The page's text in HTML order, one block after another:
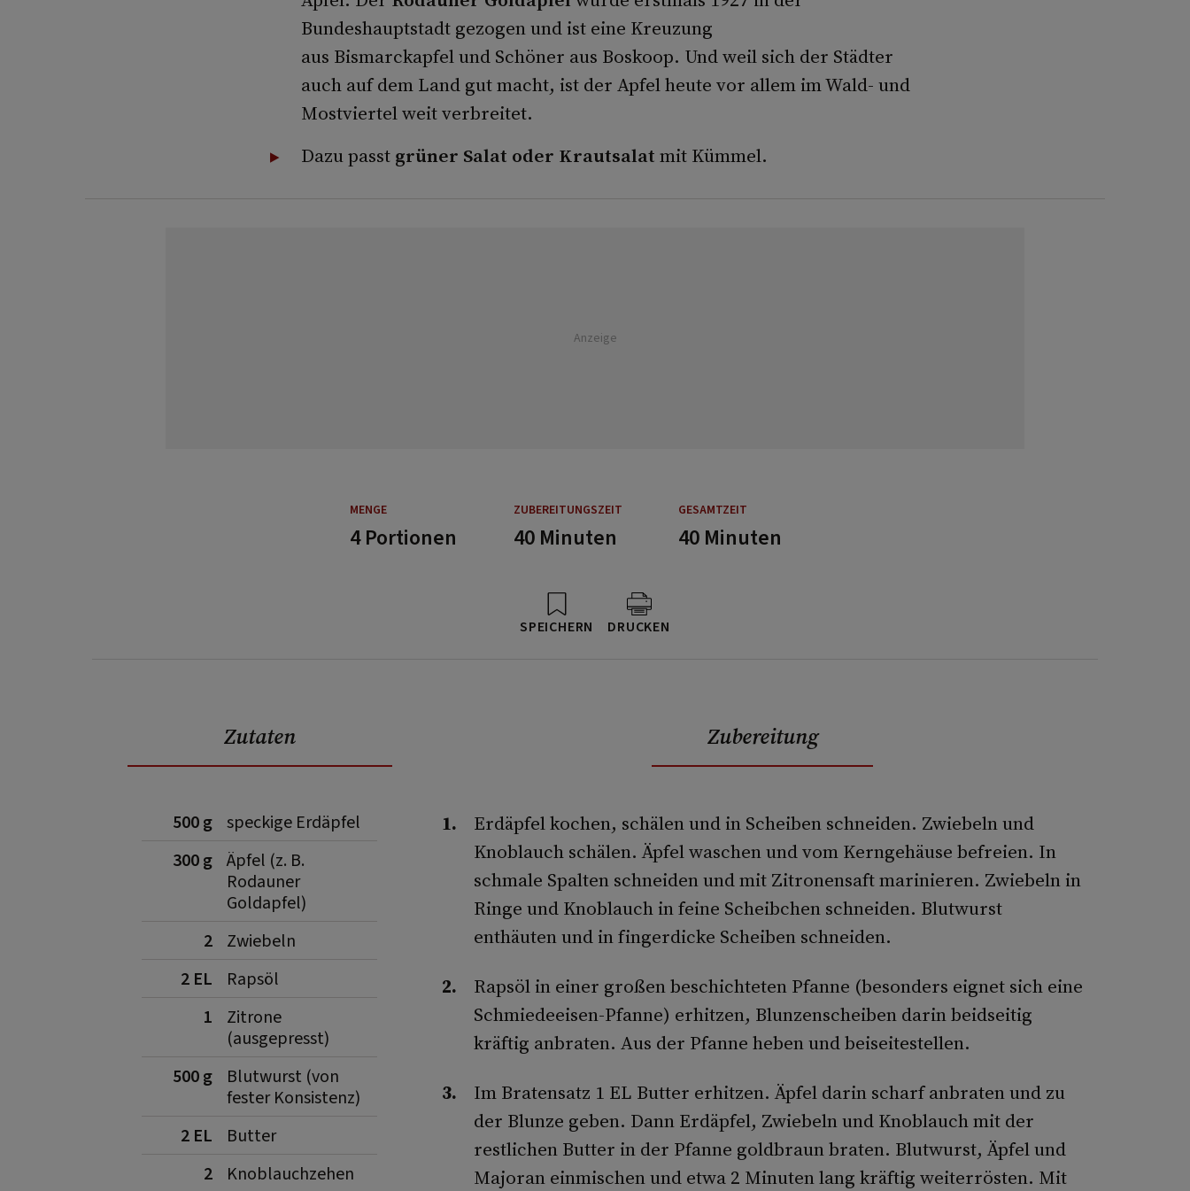
Bundeshauptstadt gezogen und ist eine Kreuzung
aus Bismarckapfel und Schöner aus Boskoop. Und weil sich der Städter
auch auf dem Land gut macht, ist der Apfel heute vor allem im Wald- und
Mostviertel weit verbreitet.
Dazu passt grüner Salat oder Krautsalat mit Kümmel.
Anzeige
MENGE ZUBEREITUNGSZEIT GESAMTZEIT
4 Portionen 40 Minuten 40 Minuten
SPEICHERN DRUCKEN
Zutaten
500 g speckige Erdäpfel
300 g Äpfel (z. B.
Rodauner
Goldapfel)
2
Zwiebeln
2 EL
Rapsöl
1
Zitrone
(ausgepresst)
500 g
Blutwurst (von
fester Konsistenz)
2 EL
Butter
2
Knoblauchzehen
Zubereitung
Erdäpfel kochen, schälen und in Scheiben schneiden. Zwiebeln und
Knoblauch schälen. Äpfel waschen und vom Kerngehäuse befreien. In
schmale Spalten schneiden und mit Zitronensaft marinieren. Zwiebeln in
Ringe und Knoblauch in feine Scheibchen schneiden. Blutwurst
enthäuten und in fingerdicke Scheiben schneiden.
Rapsöl in einer großen beschichteten Pfanne (besonders eignet sich eine
Schmiedeeisen-Pfanne) erhitzen, Blunzenscheiben darin beidseitig
kräftig anbraten. Aus der Pfanne heben und beiseitestellen.
Im Bratensatz 1 EL Butter erhitzen. Äpfel darin scharf anbraten und zu
der Blunze geben. Dann Erdäpfel, Zwiebeln und Knoblauch mit der
restlichen Butter in der Pfanne goldbraun braten. Blutwurst, Äpfel und
Majoran einmischen und etwa 2 Minuten lang kräftig weiterrösten. Mit